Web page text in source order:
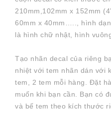
210mm,102mm x 152mm
60mm x 40mm….., hình
là hình chữ nhật, hình
Tạo nhãn decal của riêng
nhiệt với tem nhãn dán với
tem, 2 tem mỗi hàng. Đặt
muốn khi bạn cần. Bạn có
và bế tem theo kích thước